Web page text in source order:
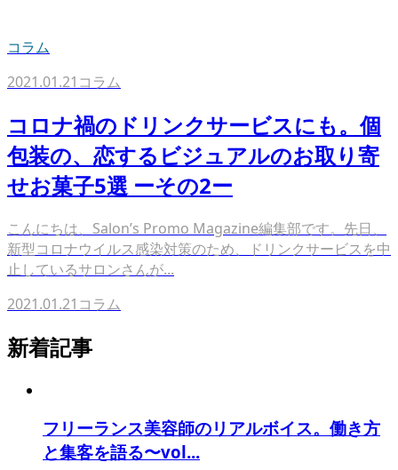
コラム
2021.01.21 コラム
コロナ禍のドリンクサービスにも。個
包装の、恋するビジュアルのお取り寄
せお菓子5選 ーその2ー
こんにちは、Salon’s Promo Magazine編集部です。先日、
新型コロナウイルス感染対策のため、ドリンクサービスを中
止しているサロンさんが...
2021.01.21 コラム
新着記事
フリーランス美容師のリアルボイス。働き方
と集客を語る〜vol...